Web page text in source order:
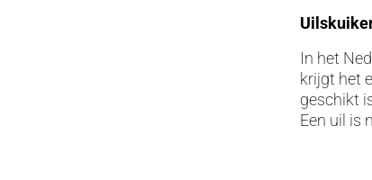
In het
krijgt het
geschikt
Een uil is